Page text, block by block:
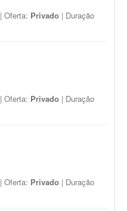
| Oferta: Privado | Duração
| Oferta: Privado | Duração
| Oferta: Privado | Duração